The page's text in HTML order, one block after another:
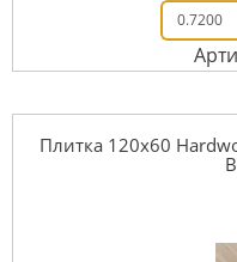
Плитка 120x60